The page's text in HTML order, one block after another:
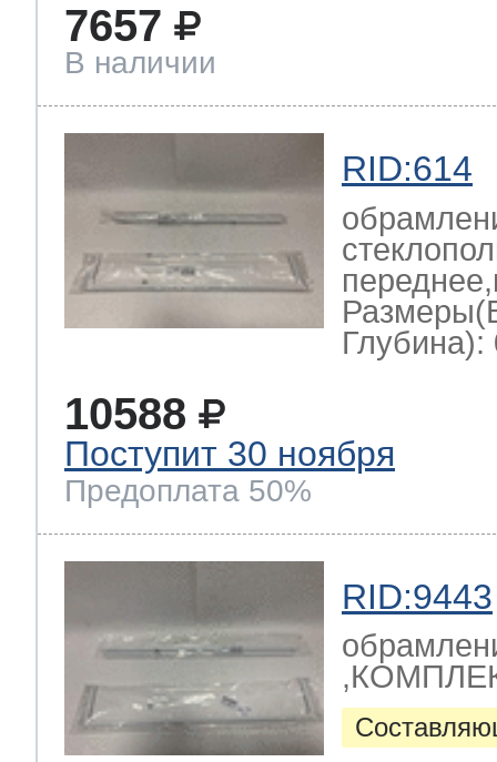
7657
В наличии
RID:614
Глубина):
10588
Поступит 30 ноября
Предоплата 50%
RID:9443